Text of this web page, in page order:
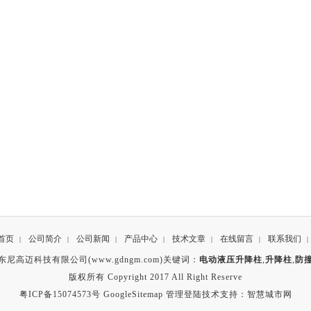
页 | 公司简介 | 公司新闻 | 产品中心 | 技术文章 | 在线留言 | 联系我们 |
尼高迈科技有限公司(www.gdngm.com)关键词： 电动液压升降柱,升降柱, 防
版权所有 Copyright 2017 All Right Reserve
粤ICP备15074573号 GoogleSitemap 管理登陆技术支持： 智慧城市网